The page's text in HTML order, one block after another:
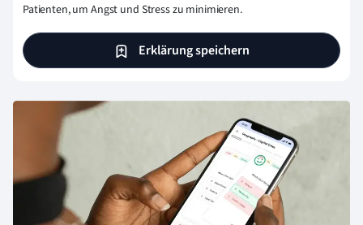
Patienten, um Angst und Stress zu minimieren.
Erklärung speichern